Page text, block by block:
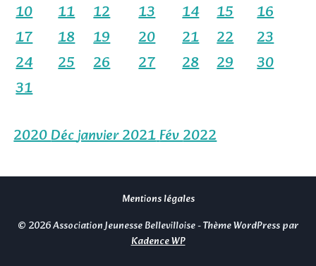
10
11 12 13 14 15
16
17
18 19 20 21 22
23
24
25 26 27 28 29
30
31
2020Décjanvier 2021Fév2022
Mentions légales
© 2026 Association Jeunesse Bellevilloise - Thème WordPress par
Kadence WP